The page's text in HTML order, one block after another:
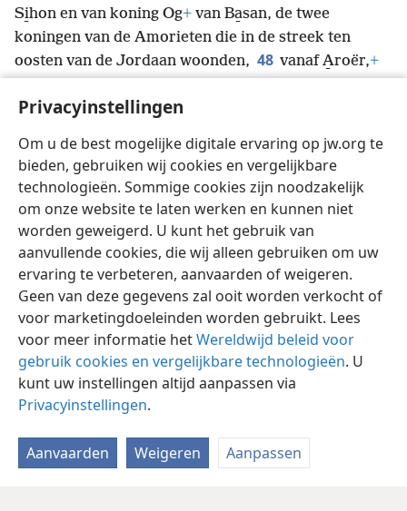
Privacyinstellingen
Om u de best mogelijke digitale ervaring op jw.org te
bieden, gebruiken wij cookies en vergelijkbare
technologieën. Sommige cookies zijn noodzakelijk
om onze website te laten werken en kunnen niet
worden geweigerd. U kunt het gebruik van
aanvullende cookies, die wij alleen gebruiken om uw
ervaring te verbeteren, aanvaarden of weigeren.
Geen van deze gegevens zal ooit worden verkocht of
voor marketingdoeleinden worden gebruikt. Lees
voor meer informatie hetWereldwijd beleid voor
gebruik cookies en vergelijkbare technologieën. U
kunt uw instellingen altijd aanpassen via
Privacyinstellingen.
Aanvaarden Weigeren Aanpassen
Si̱hon en van koning Og+ van Ba̱san, de twee
koningen van de Amorieten die in de streek ten
oosten van de Jordaan woonden, 48 vanaf A̱roër,+
berg Sion, oftewel de He̱rmon,
Zee van de Ara̱ba,
aan de voet van de hellingen van
de Pi̱sga.+
Nederlands Delen Instellingen
Copyright © 2026 Watch Tower Bible and Tract Society of Pennsylvania
Gebruiksvoorwaarden Privacybeleid
Privacyinstellingen
JW.ORG
Inloggen